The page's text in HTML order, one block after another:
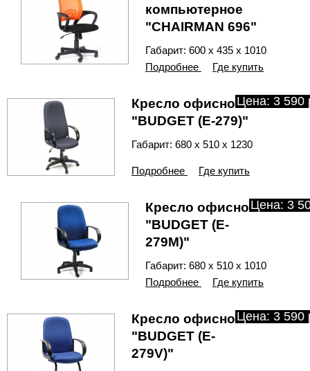
компьютерное
"CHAIRMAN 696"
Габарит: 600 х 435 х 1010
Подробнее
Где купить
Цена: 3 590
Кресло офисное
"BUDGET (E-279)"
Габарит: 680 х 510 х 1230
Подробнее Где купить
Цена: 3
Кресло офисное
"BUDGET (E-
279М)"
Габарит: 680 х 510 х 1010
Подробнее
Где купить
Цена: 3 590
Кресло офисное
"BUDGET (E-
279V)"